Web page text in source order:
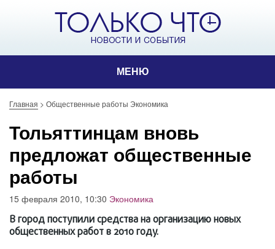
МЕНЮ
Главная > Общественные работы Экономика
Тольяттинцам вновь
предложат общественные
работы
15 февраля 2010, 10:30 Экономика
В город поступили средства на организацию новых
общественных работ в 2010 году.